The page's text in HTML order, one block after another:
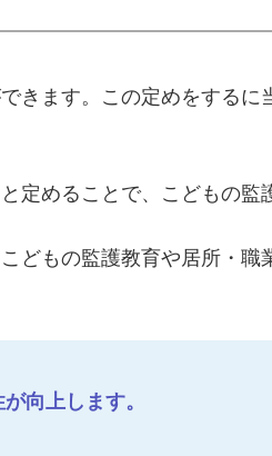
きます。この定めをするに
定めることで、こどもの監
どもの監護教育や居所・職
向上します。